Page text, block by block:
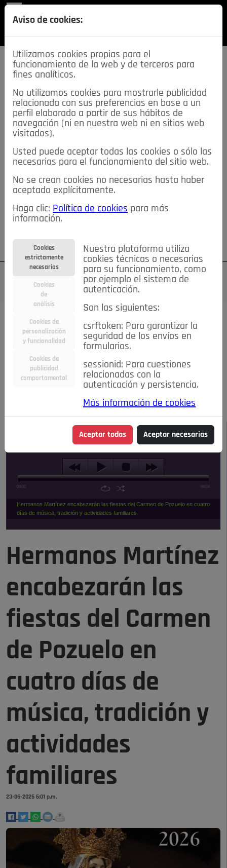
SECCIONES
descarga esta
REVISTA
≡NOTICIAS
NOTICIAS SERVICIOS DE INTERÉS
TABLÓN DE ANUNCIOS MIS ANUNCIOS CONTACTO
NOSOTROS
Su cuenta Regístrese ¿Olvidó su contraseña?
Todas las noticias..
#TePrestoMisOjos Caridad
Ciencia&Tecnología
Economía
Entretenimiento
Estilo de Vida
Internacional
Madrid Opinión IN
Pozuelo de Alarcón
Salud 🔴 En Directo
NOTICIAS
Escucha el audio de esta noticia:
00:00 06:04
Hermanos Martínez encabezarán las fiestas del Carmen de Pozuelo en cuatro
días de música, tradición y actividades familiares
Hermanos Martínez
encabezarán las
fiestas del Carmen
de Pozuelo en
cuatro días de
música, tradición y
actividades
familiares
23-06-2026 6:01 p.m.
Aviso de cookies:
Utilizamos cookies propias para el
funcionamiento de la web y de terceros para
fines analíticos.
No utilizamos cookies para mostrarle publicidad
relacionada con sus preferencias en base a un
perfil elaborado a partir de sus hábitos de
navegación (ni en nuestra web ni en sitios web
visitados).
Usted puede aceptar todas las cookies o sólo las
necesarias para el funcionamiento del sitio web.
No se crean cookies no necesarias hasta haber
aceptado explícitamente.
Haga clic: Política de cookies para más
información.
Cookies
estrictamente
necesarias
Cookies
de
análisis
Cookies de
personalización
y funcionalidad
Cookies de
publicidad
comportamental
Nuestra plataforma utiliza
cookies técnicas o necesarias
para su funcionamiento, como
por ejemplo el sistema de
autenticación.
Son las siguientes:
csrftoken: Para garantizar la
seguridad de los envíos en
formularios.
sessionid: Para cuestiones
relacionadas con la
autenticación y persistencia.
Más información de cookies
Aceptar todas Aceptar necesarias